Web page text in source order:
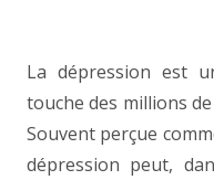
La dépression est
touche des millions
Souvent perçue
dépression peut,